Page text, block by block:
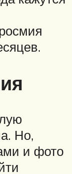
Но,
и фото